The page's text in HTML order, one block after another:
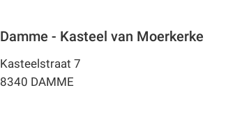
Damme - Kasteel van Moerkerke
Kasteelstraat 7
8340 DAMME